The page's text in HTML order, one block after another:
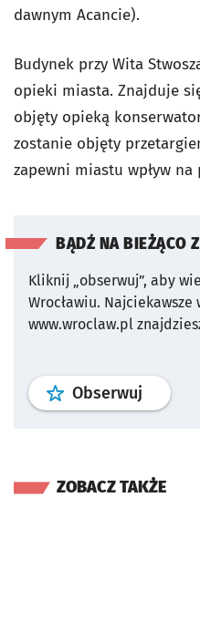
dawnym Acancie).
Budynek przy Wita
opieki miasta. Znajduje
objęty opieką
zostanie objęty
zapewni miastu wpływ na
BĄDŹ NA BIEŻĄCO
Kliknij „obserwuj”, aby
Wrocławiu. Najciekawsze
www.wroclaw.pl
Obserwuj profil
ZOBACZ TAKŻE